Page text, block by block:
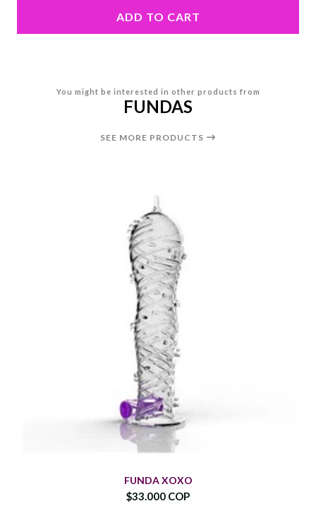
ADD TO CART
You might be interested in other products from
FUNDAS
SEE MORE PRODUCTS
FUNDA XOXO
$33.000 COP